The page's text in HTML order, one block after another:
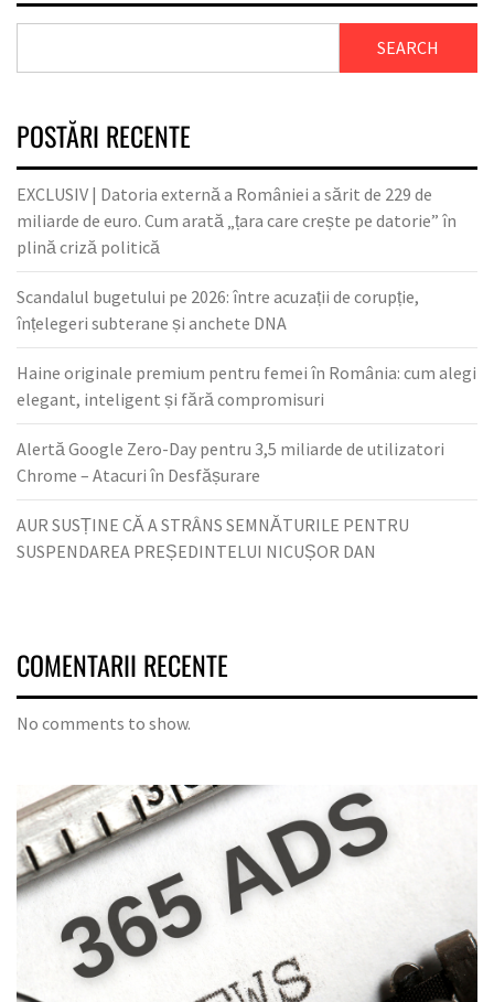
SEARCH
POSTĂRI RECENTE
EXCLUSIV | Datoria externă a României a sărit de 229 de
miliarde de euro. Cum arată „țara care crește pe datorie” în
plină criză politică
Scandalul bugetului pe 2026: între acuzații de corupție,
înțelegeri subterane și anchete DNA
Haine originale premium pentru femei în România: cum alegi
elegant, inteligent și fără compromisuri
Alertă Google Zero-Day pentru 3,5 miliarde de utilizatori
Chrome – Atacuri în Desfășurare
AUR SUSȚINE CĂ A STRÂNS SEMNĂTURILE PENTRU
SUSPENDAREA PREȘEDINTELUI NICUȘOR DAN
COMENTARII RECENTE
No comments to show.